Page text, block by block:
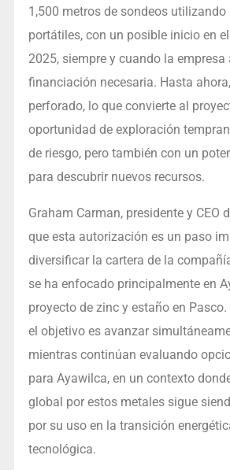
1,500 metros de sondeos
portátiles, con un posible inicio en
2025, siempre y cuando la empresa
financiación necesaria. Hasta
perforado, lo que convierte al
oportunidad de exploración
de riesgo, pero también con un
para descubrir nuevos recursos.
Graham Carman, presidente y CEO
que esta autorización es un paso
diversificar la cartera de la
se ha enfocado principalmente en
proyecto de zinc y estaño en
el objetivo es avanzar
mientras continúan evaluando
para Ayawilca, en un contexto
global por estos metales sigue
por su uso en la transición
tecnológica.